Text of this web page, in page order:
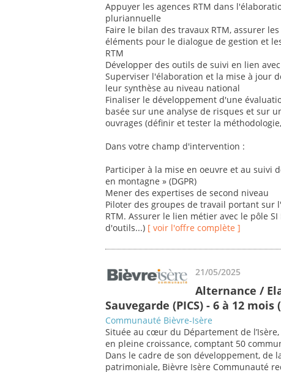
Appuyer les agences RTM dans
pluriannuelle
Faire le bilan des travaux RTM, assurer
éléments pour le dialogue de gestion et
RTM
Développer des outils de suivi en lien
Superviser l'élaboration et la mise à jour
leur synthèse au niveau national
Finaliser le développement d'une
basée sur une analyse de risques et sur
ouvrages (définir et tester la
Dans votre champ d'intervention :
Participer à la mise en oeuvre et au suivi
en montagne » (DGPR)
Mener des expertises de second niveau
Piloter des groupes de travail portant sur
RTM. Assurer le lien métier avec le pôle
d'outils...) [ voir l'offre complète ]
21/05/2025
Alternance /
Sauvegarde (PICS) - 6 à 12 mois
Communauté Bièvre-Isère
Située au cœur du Département de
en pleine croissance, comptant 50
Dans le cadre de son développement, de
patrimoniale, Bièvre Isère Communauté